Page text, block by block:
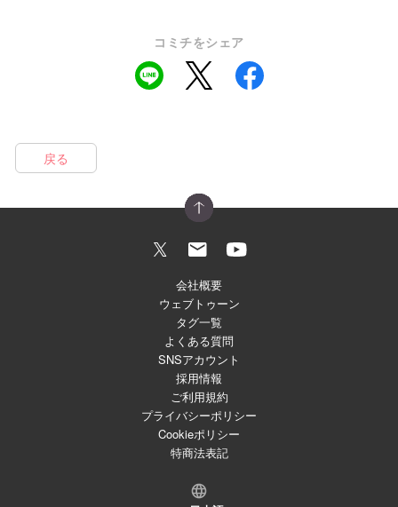
コミチをシェア
戻る
会社概要
ウェブトゥーン
タグ一覧
よくある質問
SNSアカウント
採用情報
ご利用規約
プライバシーポリシー
Cookieポリシー
特商法表記